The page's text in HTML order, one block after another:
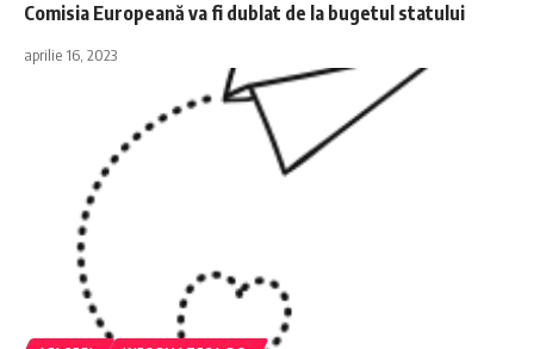
Comisia Europeană va fi dublat de la bugetul statului
aprilie 16, 2023